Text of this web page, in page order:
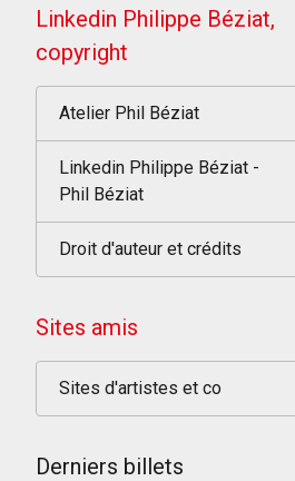
Linkedin Philippe Béziat,
copyright
Atelier Phil Béziat
Linkedin Philippe Béziat -
Phil Béziat
Droit d'auteur et crédits
Sites amis
Sites d'artistes et co
Derniers billets